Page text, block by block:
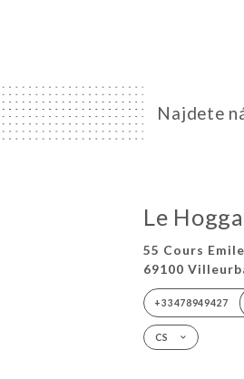
Najdete
Le
55 Cours
69100
+33478949427
CS